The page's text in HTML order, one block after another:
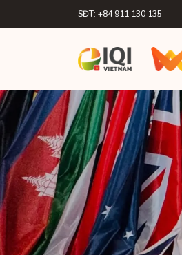
SĐT: +84 911 130 135